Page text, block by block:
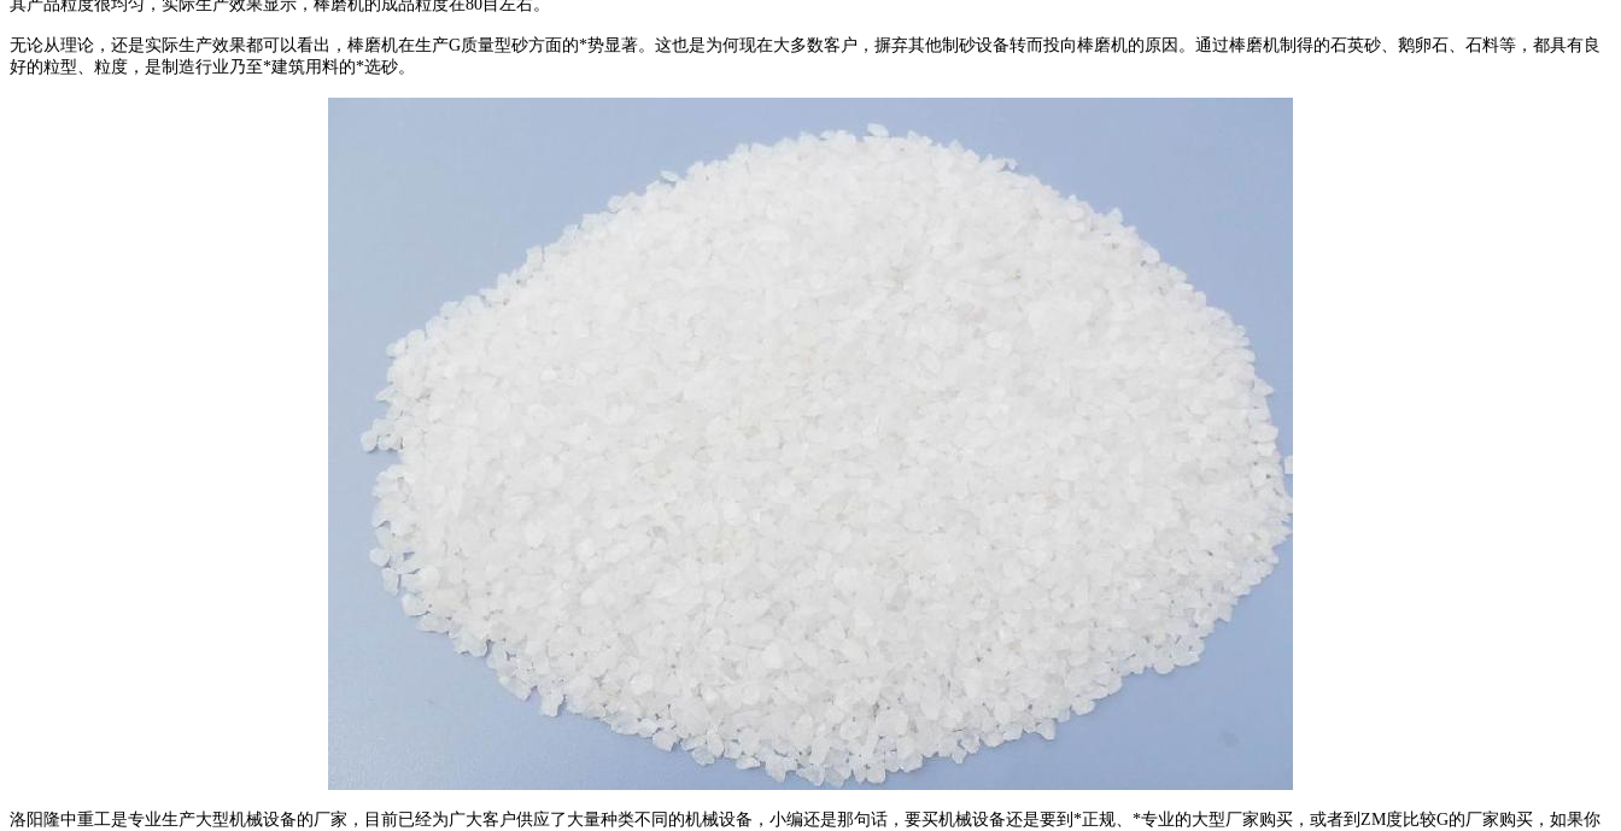
其产品粒度很均匀，实际生产效果显示，棒磨机的成品粒度在80目左右。
无论从理论，还是实际生产效果都可以看出，棒磨机在生产G质量型砂方面的*势显著。这也是为何现在大多数客户，摒弃其他制砂设备转而投向棒磨机的原因。通过棒磨机制得的石英砂、鹅卵石、石料等，都具有良
好的粒型、粒度，是制造行业乃至*建筑用料的*选砂。
洛阳隆中重工是专业生产大型机械设备的厂家，目前已经为广大客户供应了大量种类不同的机械设备，小编还是那句话，要买机械设备还是要到*正规、*专业的大型厂家购买，或者到ZM度比较G的厂家购买，如果你